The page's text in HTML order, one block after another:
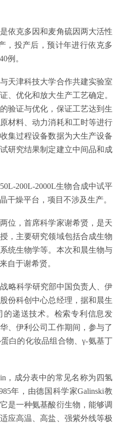
依克多因和麦角硫因两大活性
，投产后，预计年进行依克多
例。
天津科技大学合作共建实验室
、优化和放大生产工艺确定。
验证与优化，保证工艺达到生
材料、动力消耗和工时等进行
集过程设备数据为大生产设备
研究结果制定建立中间品和成
200L-2000L生物合成中试平
干燥平台，项目不涉及生产。
位，首席科学家谢希贤，是天
，主要研究领域包括合成生物
统生物学等。本次和晨生物与
自于谢希贤。
略科学研究部中国负责人、伊
份科创中心总经理，据和晨生
的递送技术。检索专利信息发
、伊利公司工作期间，参与了
白的化妆品组合物、γ‑氨基丁
，成分表中的常见名称为四氢
年，由德国科学家Galinski教
是一种氨基酸衍生物，能够调
应高温、高盐、强紫外线等极